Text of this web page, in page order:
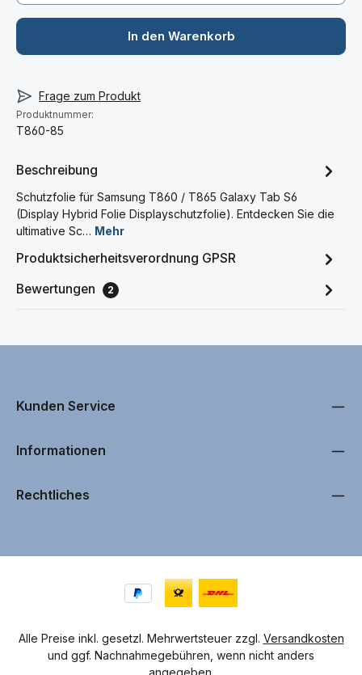
In den Warenkorb
Frage zum Produkt
Produktnummer:
T860-85
Beschreibung
Schutzfolie für Samsung T860 / T865 Galaxy Tab S6
(Display Hybrid Folie Displayschutzfolie). Entdecken Sie die
ultimative Sc… Mehr
Produktsicherheitsverordnung GPSR
Bewertungen
2
Kunden Service
Informationen
Rechtliches
Alle Preise inkl. gesetzl. Mehrwertsteuer zzgl. Versandkosten
und ggf. Nachnahmegebühren, wenn nicht anders
angegeben.